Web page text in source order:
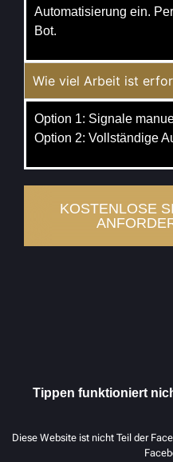
Automatisierung ein.
Bot.
Wie viel Arbeit ist
Option 1: Signale
Option 2: Vollständige
KOSTENLOSE
Tippen funktioniert
Diese Website ist nicht Teil der